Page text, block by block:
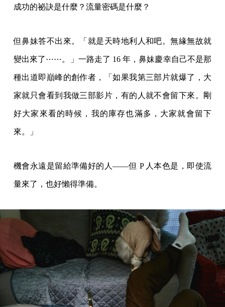
成功的祕訣是什麼？流量密碼是什麼？
但鼻妹答不出來。「就是天時地利人和吧。無緣無故就
變出來了⋯⋯。」一路走了 16 年，鼻妹慶幸自己不是那
種出道即巔峰的創作者，「如果我第三部片就爆了，大
家就只會看到我做三部影片，有的人就不會留下來。剛
好大家來看的時候，我的庫存也滿多，大家就會留下
來。」
機會永遠是留給準備好的人——但 P 人本色是，即使流
量來了，也好懶得準備。